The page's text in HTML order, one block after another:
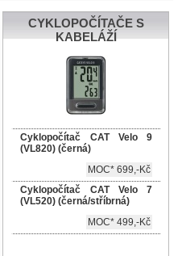
CYKLOPOČÍTAČE S
KABELÁŽÍ
Cyklopočítač CAT Velo 9
(VL820) (černá)
MOC* 699,-Kč
Cyklopočítač CAT Velo 7
(VL520) (černá/stříbrná)
MOC* 499,-Kč